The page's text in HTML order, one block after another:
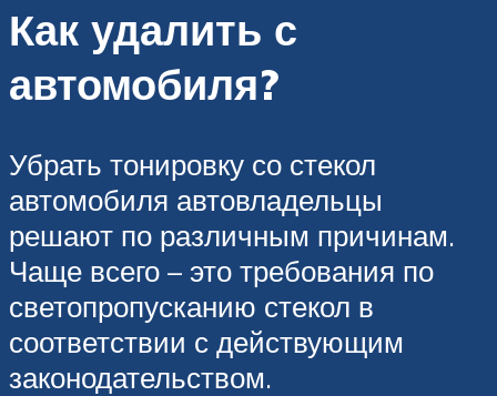
Как удалить с
автомобиля?
Убрать тонировку со стекол
автомобиля автовладельцы
решают по различным причинам.
Чаще всего – это требования по
светопропусканию стекол в
соответствии с действующим
законодательством.